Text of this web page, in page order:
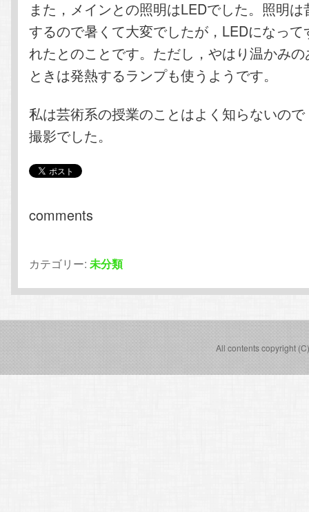
また，メインとの照明はLEDでした。照明
するので暑くて大変でしたが，LEDになっ
れたとのことです。ただし，やはり温かみ
ときは発熱するランプも使うようです。
私は芸術系の授業のことはよく知らないの
撮影でした。
comments
カテゴリー: 未分類
All contents copyright